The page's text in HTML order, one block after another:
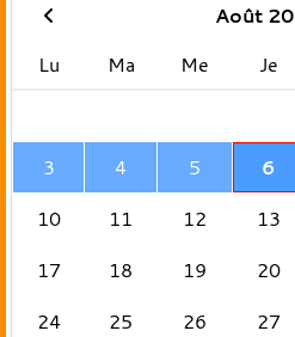
Août
Lu
Ma Me Je
3
4 5 6
10
11 12 13
17
18 19 20
24
25 26 27